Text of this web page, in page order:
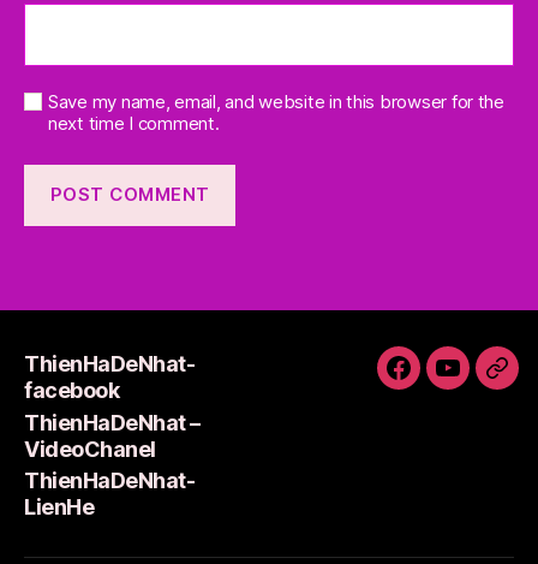
Save my name, email, and website in this browser for the
next time I comment.
ThienHaDeNhat-
facebook
ThienHaDeNhat –
VideoChanel
ThienHaDeNhat-
LienHe